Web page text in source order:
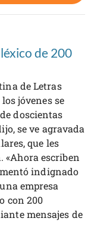
de 200
de Letras
jóvenes se
doscientas
se ve agravada
que les
«Ahora escriben
indignado
empresa
con 200
mensajes de